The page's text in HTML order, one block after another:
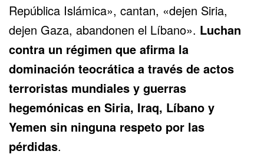
República Islámica», cantan, «dejen Siria,
dejen Gaza, abandonen el Líbano». Luchan
contra un régimen que afirma la
dominación teocrática a través de actos
terroristas mundiales y guerras
hegemónicas en Siria, Iraq, Líbano y
Yemen sin ninguna respeto por las
pérdidas.